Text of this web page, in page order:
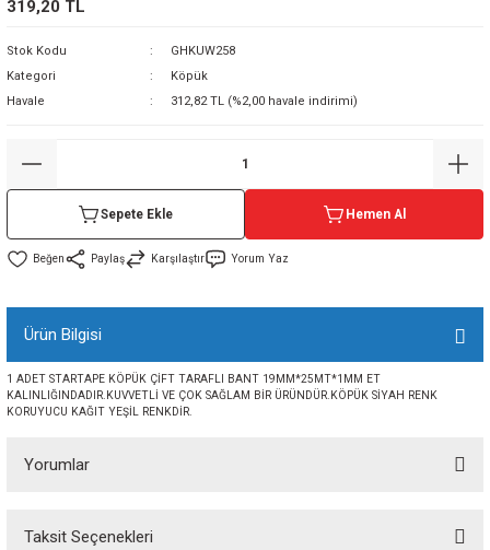
319,20 TL
Stok Kodu
GHKUW258
Kategori
Köpük
Havale
312,82 TL (%2,00 havale indirimi)
Sepete Ekle Hemen Al
Paylaş Karşılaştır Yorum Yaz
Ürün Bilgisi
1 ADET STARTAPE KÖPÜK ÇİFT TARAFLI BANT 19MM*25MT*1MM ET
KALINLIĞINDADIR.KUVVETLİ VE ÇOK SAĞLAM BİR ÜRÜNDÜR.KÖPÜK SİYAH RENK
KORUYUCU KAĞIT YEŞİL RENKDİR.
Yorumlar
Taksit Seçenekleri